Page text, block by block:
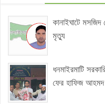
কানাইঘাটে
মৃত্যু
ধনমাইরমাটি
ফের হাফিজ